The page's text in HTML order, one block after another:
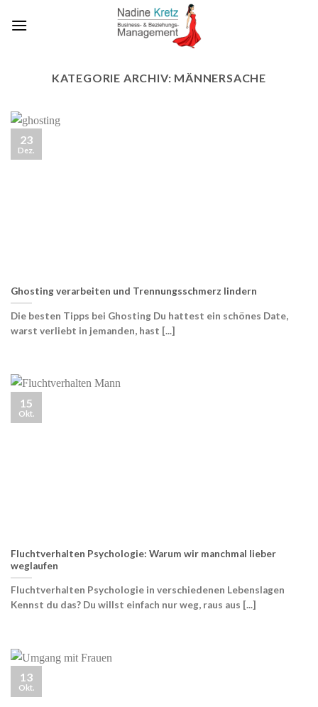
KATEGORIE ARCHIV: MÄNNERSACHE
Ghosting verarbeiten und Trennungsschmerz lindern
Die besten Tipps bei Ghosting Du hattest ein schönes Date,
warst verliebt in jemanden, hast [...]
23
Dez.
Fluchtverhalten Psychologie: Warum wir manchmal lieber
weglaufen
Fluchtverhalten Psychologie in verschiedenen Lebenslagen
Kennst du das? Du willst einfach nur weg, raus aus [...]
15
Okt.
13
Okt.